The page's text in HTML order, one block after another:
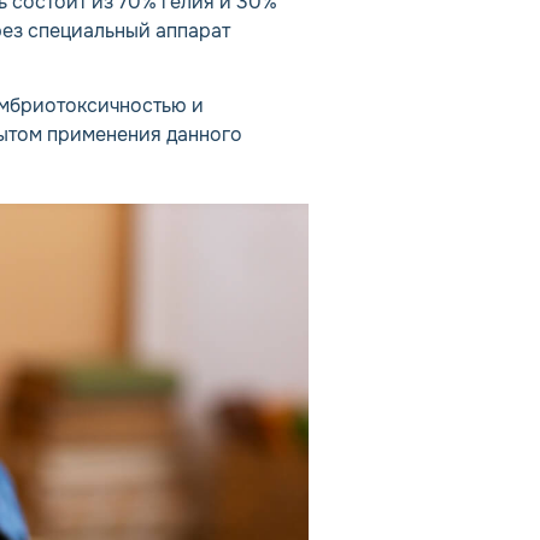
специальный аппарат
и
применения данного